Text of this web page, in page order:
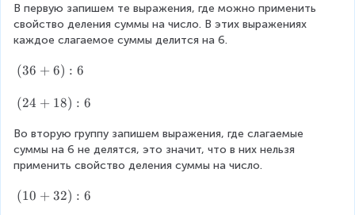
+
9
=
1
7
=
4
+
9
=
1
3
:
4
=
2
0
+
4
=
2
4
:
6
В первую запишем те выражения, где можно применить
свойство деления суммы на число. В этих выражениях
каждое слагаемое суммы делится на 6.
(
6
6
)
:
(36 + 6) : 6
(
4
+
1
)
(24 + 18) : 6
Во вторую группу запишем выражения, где слагаемые
суммы на 6 не делятся, это значит, что в них нельзя
применить свойство деления суммы на число.
(
(10 + 32) : 6